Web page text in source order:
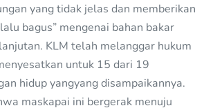
yang tidak jelas dan memberikan
bagus” mengenai bahan bakar
KLM telah melanggar hukum
untuk 15 dari 19
hidup yangyang disampaikannya.
maskapai ini bergerak menuju